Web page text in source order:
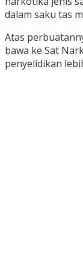
dalam saku tas
Atas
bawa ke Sat
penyelidikan